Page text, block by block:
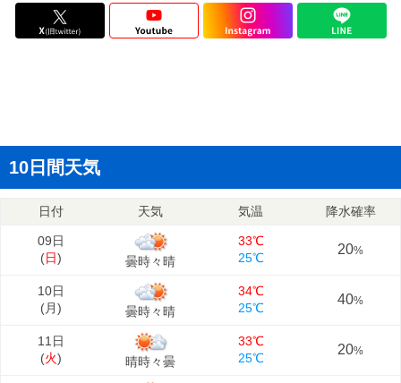
10日間天気
日付 天気 気温 降水確率
09日
(日) 曇時々晴
33℃
25℃
20%
10日
(月) 曇時々晴
34℃
25℃
40%
11日
(火) 晴時々曇
33℃
25℃
20%